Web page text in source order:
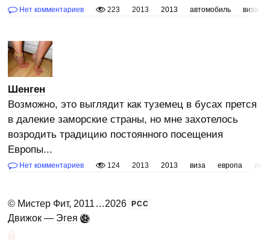
Нет комментариев 223 2013 2013 автомобиль виза
Шенген
Возможно, это выглядит как туземец в бусах прется
в далекие заморские страны, но мне захотелось
возродить традицию постоянного посещения
Европы...
Нет комментариев 124 2013 2013 виза европа
© Мистер Фит, 2011 ...2026 РСС
Движок — Эгея